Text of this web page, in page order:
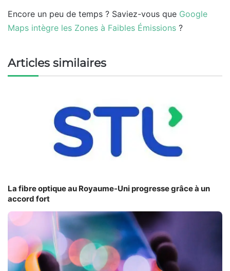
Encore un peu de temps ? Saviez-vous que Google
Maps intègre les Zones à Faibles Émissions ?
Articles similaires
La fibre optique au Royaume-Uni progresse grâce à un
accord fort